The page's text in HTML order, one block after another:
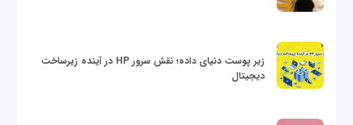
زیر پوست دنیای داده؛ نقش سرور HP در آینده زیرساخت
دیجیتال